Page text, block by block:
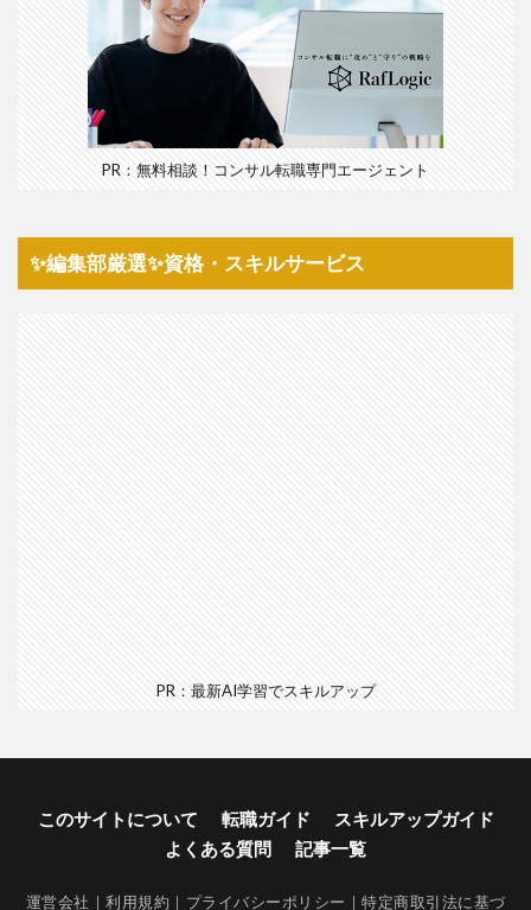
PR：無料相談！コンサル転職専門エージェント
✨編集部厳選✨資格・スキルサービス
PR：最新AI学習でスキルアップ
このサイトについて 転職ガイド
スキルアップガイド
よくある質問
記事一覧
運営会社 ｜ 利用規約 ｜ プライバシーポリシー ｜ 特定商取引法に基づ